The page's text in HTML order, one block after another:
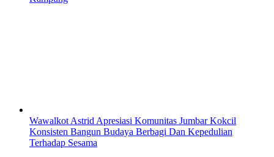
Wawalkot Astrid Apresiasi Komunitas Jumbar Kokcil
Konsisten Bangun Budaya Berbagi Dan Kepedulian
Terhadap Sesama